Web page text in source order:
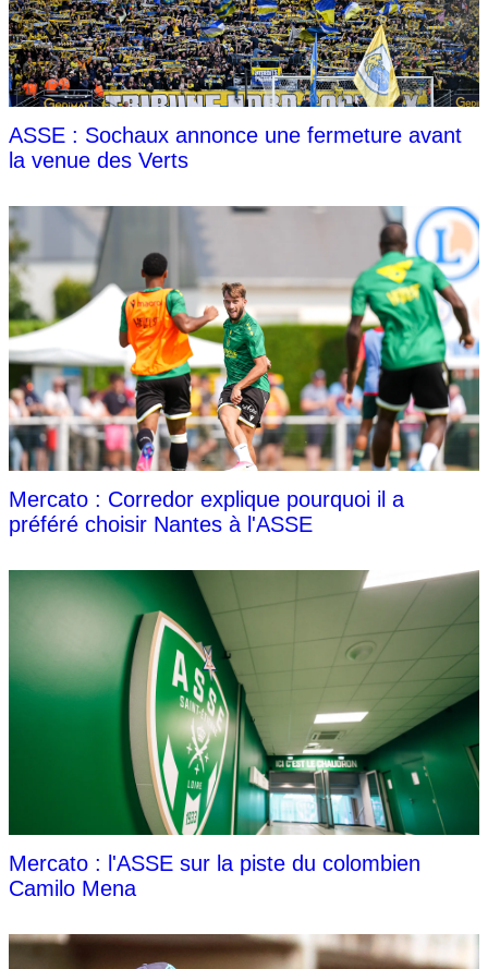
ASSE : Sochaux annonce une fermeture avant
la venue des Verts
Mercato : Corredor explique pourquoi il a
préféré choisir Nantes à l'ASSE
Mercato : l'ASSE sur la piste du colombien
Camilo Mena